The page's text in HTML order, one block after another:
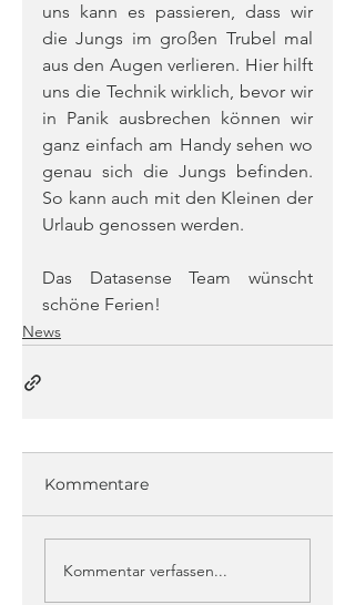
uns kann es passieren, dass wir
die Jungs im großen Trubel mal
aus den Augen verlieren. Hier hilft
uns die Technik wirklich, bevor wir
in Panik ausbrechen können wir
ganz einfach am Handy sehen wo
genau sich die Jungs befinden.
So kann auch mit den Kleinen der
Urlaub genossen werden.
Das Datasense Team wünscht
schöne Ferien!
News
Kommentare
Kommentar verfassen...